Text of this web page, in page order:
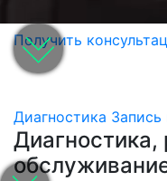
Получить
Диагностика
Диагностика,